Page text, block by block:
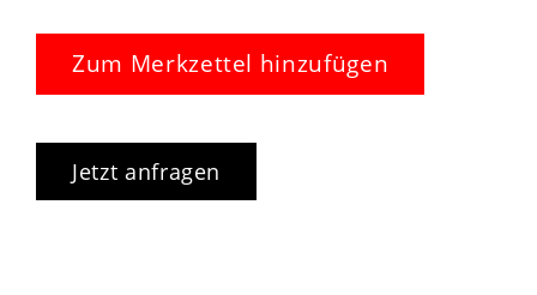
Zum Merkzettel hinzufügen
Jetzt anfragen